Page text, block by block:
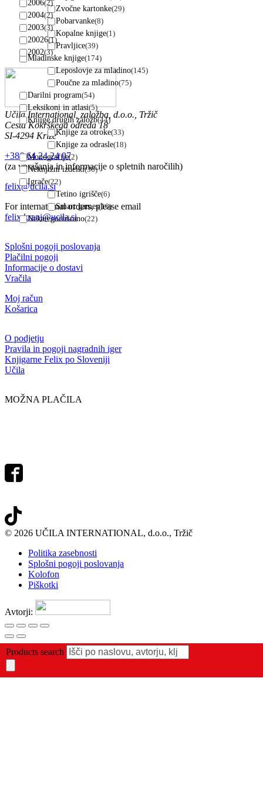
Products search
Zvočne kartonke(29)
Pobarvanke(8)
Kopalne knjige(1)
Pravljice(39)
Mladinske knjige(174)
Leposlovje za mladino(145)
Poučne za mladino(75)
Darilni program(54)
Leksikoni in atlasi(5)
Knjige drugih založb(44)
Knjige za otroke(33)
Knjige za odrasle(18)
Monografije(2)
Neknjižni izdelki(36)
Igrače(22)
Tetino igrišče(6)
Smart games(16)
Nekategorizirano(22)
2006(2)
2004(2)
2003(3)
20026(1)
2002(3)
Učila International, založba, d.o.o., Tržič
Cesta Kokrškega odreda 18
SI-4294 Križe
+386 64 24 24 07
(za vprašanja in informacije o spletnih naročilih)
felix@ucila.si
For international orders, please email
felix.kranj@ucila.si
Splošni pogoji poslovanja
Plačilni pogoji
Informacije o dostavi
Vračila
Moj račun
Košarica
O podjetju
Pravila in pogoji nagradnih iger
Knjigarne Felix po Sloveniji
Učila
MOŽNA PLAČILA
© 2026 UČILA INTERNATIONAL, d.o.o., Tržič
Politika zasebnosti
Splošni pogoji poslovanja
Kolofon
Piškotki
Avtorji: